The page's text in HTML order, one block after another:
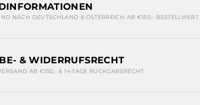
NACH DEUTSCHLAND & ÖSTERREICH AB €150,- BESTELLWERT
& WIDERRUFSRECHT
AB €150,- & 14 TAGE RÜCKGABERECHT